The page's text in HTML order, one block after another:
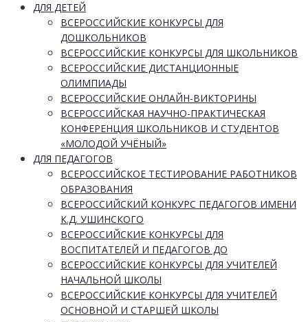
ДЛЯ ДЕТЕЙ
ВСЕРОССИЙСКИЕ КОНКУРСЫ ДЛЯ
ДОШКОЛЬНИКОВ
ВСЕРОССИЙСКИЕ КОНКУРСЫ ДЛЯ ШКОЛЬНИКОВ
ВСЕРОССИЙСКИЕ ДИСТАНЦИОННЫЕ
ОЛИМПИАДЫ
ВСЕРОССИЙСКИЕ ОНЛАЙН-ВИКТОРИНЫ
ВСЕРОССИЙСКАЯ НАУЧНО-ПРАКТИЧЕСКАЯ
КОНФЕРЕНЦИЯ ШКОЛЬНИКОВ И СТУДЕНТОВ
«МОЛОДОЙ УЧЁНЫЙ»
ДЛЯ ПЕДАГОГОВ
ВСЕРОССИЙСКОЕ ТЕСТИРОВАНИЕ РАБОТНИКОВ
ОБРАЗОВАНИЯ
ВСЕРОССИЙСКИЙ КОНКУРС ПЕДАГОГОВ ИМЕНИ
К.Д. УШИНСКОГО
ВСЕРОССИЙСКИЕ КОНКУРСЫ ДЛЯ
ВОСПИТАТЕЛЕЙ И ПЕДАГОГОВ ДО
ВСЕРОССИЙСКИЕ КОНКУРСЫ ДЛЯ УЧИТЕЛЕЙ
НАЧАЛЬНОЙ ШКОЛЫ
ВСЕРОССИЙСКИЕ КОНКУРСЫ ДЛЯ УЧИТЕЛЕЙ
ОСНОВНОЙ И СТАРШЕЙ ШКОЛЫ